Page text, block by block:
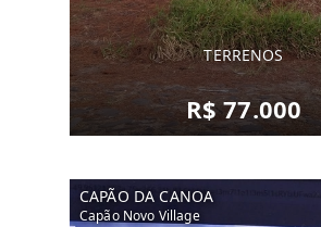
TERRENOS
R$ 77.000
CAPÃO DA CANOA
Capão Novo Village